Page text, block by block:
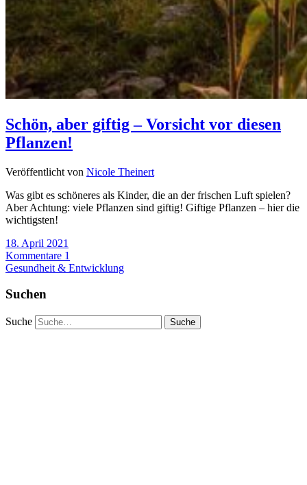
Schön, aber giftig – Vorsicht vor diesen
Pflanzen!
Veröffentlicht von Nicole Theinert
Was gibt es schöneres als Kinder, die an der frischen Luft spielen?
Aber Achtung: viele Pflanzen sind giftig! Giftige Pflanzen – hier die
wichtigsten!
18. April 2021
Kommentare 1
Gesundheit & Entwicklung
Suchen
Suche